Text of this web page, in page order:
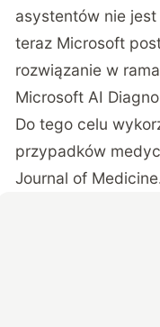
asystentów nie
teraz Microsoft
rozwiązanie w
Microsoft AI
Do tego celu
przypadków
Journal of